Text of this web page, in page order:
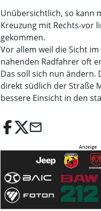
Unübersichtlich, so kann
Kreuzung mit Rechts-vor
gekommen.
Vor allem weil die Sicht
nahenden Radfahrer oft
Das soll sich nun ändern.
direkt südlich der Straße
bessere Einsicht in den
email